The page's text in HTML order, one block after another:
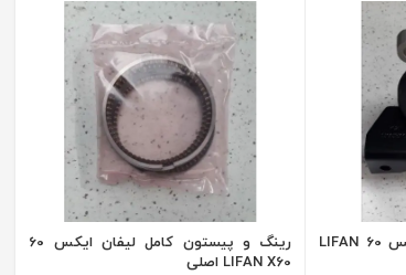
دسته موتور چپ لیفان ایکس 60 LIFAN
رینگ و پیستون کامل لیفان ایکس 60
LIFAN X60 اصلی